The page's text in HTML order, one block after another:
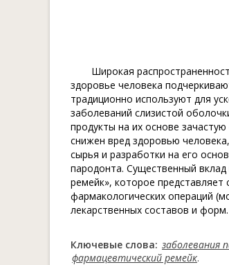
Широкая
здоровье человека
традиционно используют для
заболеваний слизистой
продукты на их основе
снижен вред здоровью
сырья и разработки на его
пародонта. Существенный
ремейк», которое представляет
фармакологических операций
лекарственных составов и форм.
Ключевые слова: заболевания
фармацевтический ремейк.